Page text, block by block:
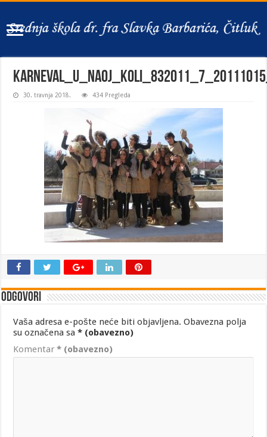
30. travnja 2018. 434 Pregleda
Odgovori
Vaša adresa e-pošte neće biti objavljena. Obavezna polja
su označena sa* (obavezno)
Komentar* (obavezno)